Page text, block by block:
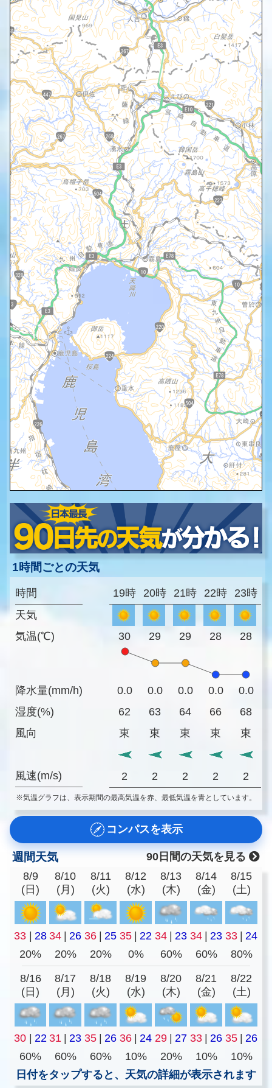
1時間ごとの天気
時間
天気
気温(℃)
降水量(mm/h)
湿度(%)
風向
風速(m/s)
19時 20時 21時 22時 23時
30 29 29 28 28
0.0 0.0 0.0 0.0
0.0
62
63 64 66
68
東
東 東 東 東
2 2 2 2 2
※気温グラフは、表示期間の最高気温を赤、最低気温を青としています。
コンパスを表示
週間天気
90日間の天気を見る
8/9
(日)
8/10
(月)
8/11
(火)
8/12
(水)
8/13
(木)
8/14
(金)
8/15
(土)
33 | 28 34 | 26 36 | 25 35 | 22 34 | 23 34 | 23 33 | 24
20%
20% 20% 0% 60% 60% 80%
8/16
(日)
8/17
(月)
8/18
(火)
8/19
(水)
8/20
(木)
8/21
(金)
8/22
(土)
30 | 22 31 | 23 35 | 26 36 | 24 29 | 27 33 | 26 35 | 26
60%
60% 60% 10% 20% 10%
10%
日付をタップすると、天気の詳細が表示されます